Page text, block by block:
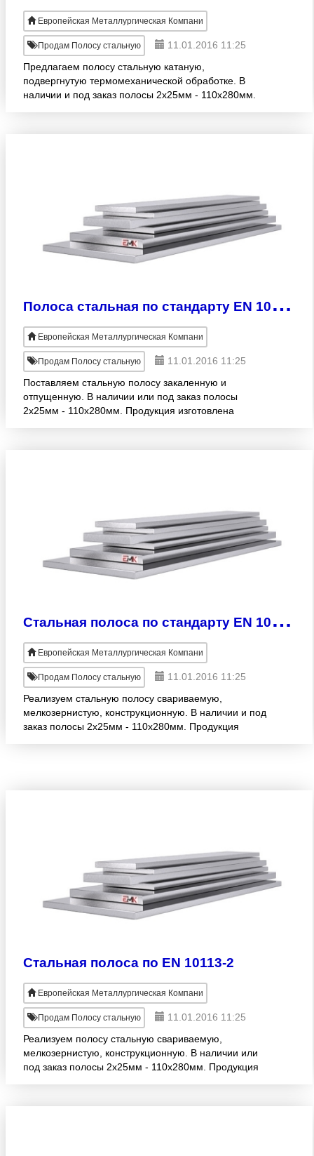
Европейская Металлургическая Компани
Продам Полосу стальную
11.01.2016 11:25
Предлагаем полосу стальную катаную,
подвергнутую термомеханической обработке. В
наличии и под заказ полосы 2х25мм - 110х280мм.
П
олоса стальная по стандарту EN 10137-2
Европейская Металлургическая Компани
Продам Полосу стальную
11.01.2016 11:25
Поставляем стальную полосу закаленную и
отпущенную. В наличии или под заказ полосы
2х25мм - 110х280мм. Продукция изготовлена
С
тальная полоса по стандарту EN 10113-3
Европейская Металлургическая Компани
Продам Полосу стальную
11.01.2016 11:25
Реализуем стальную полосу свариваемую,
мелкозернистую, конструкционную. В наличии и под
заказ полосы 2х25мм - 110х280мм. Продукция
Стальная полоса по EN 10113-2
Европейская Металлургическая Компани
Продам Полосу стальную
11.01.2016 11:25
Реализуем полосу стальную свариваемую,
мелкозернистую, конструкционную. В наличии или
под заказ полосы 2х25мм - 110х280мм. Продукция